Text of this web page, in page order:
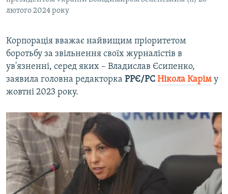
лютого 2024 року
Корпорація вважає найвищим пріоритетом
боротьбу за звільнення своїх журналістів в
ув'язненні, серед яких – Владислав Єсипенко,
заявила головна редакторка РРЄ/РС Нікола Карім у
жовтні 2023 року.